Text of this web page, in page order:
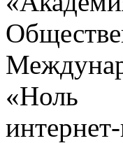
«Ноль